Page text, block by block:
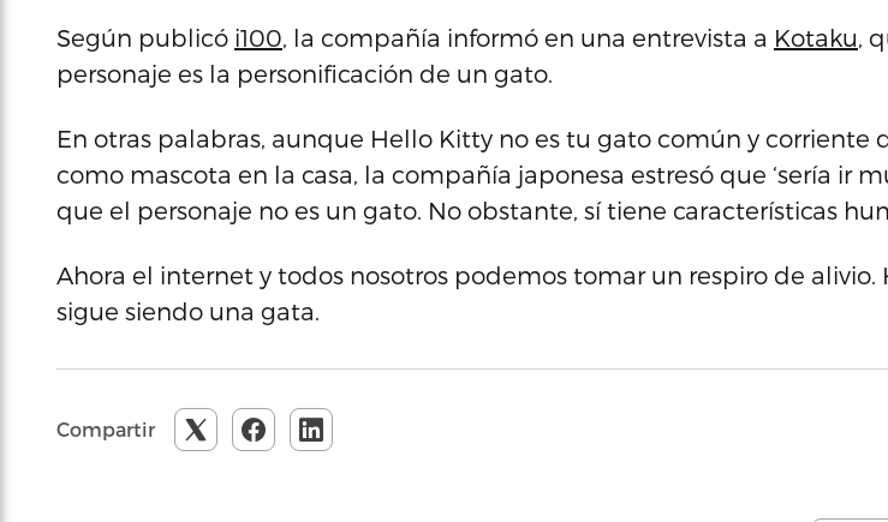
Según publicó i100, la compañía informó en una entrevista a Kotaku,
personaje es la personificación de un gato.
En otras palabras, aunque Hello Kitty no es tu gato común y corriente
como mascota en la casa, la compañía japonesa estresó que ‘sería ir
que el personaje no es un gato. No obstante, sí tiene características
Ahora el internet y todos nosotros podemos tomar un respiro de alivio.
sigue siendo una gata.
Compartir